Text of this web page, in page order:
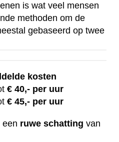
is wat veel mensen
methoden om de
gebaseerd op twee
kosten
€ 40,- per uur
€ 45,- per uur
een ruwe schatting van